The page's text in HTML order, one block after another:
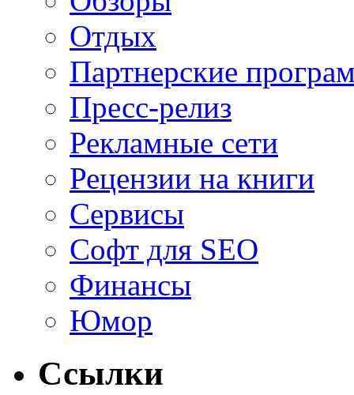
Отдых
Партнерские
Пресс-релиз
Рекламные сети
Рецензии на книги
Сервисы
Софт для SEO
Финансы
Юмор
Ссылки